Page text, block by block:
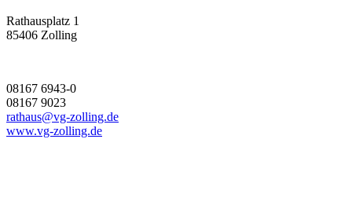
Rathausplatz 1
85406 Zolling
08167 6943-0
08167 9023
rathaus@vg-zolling.de
www.vg-zolling.de